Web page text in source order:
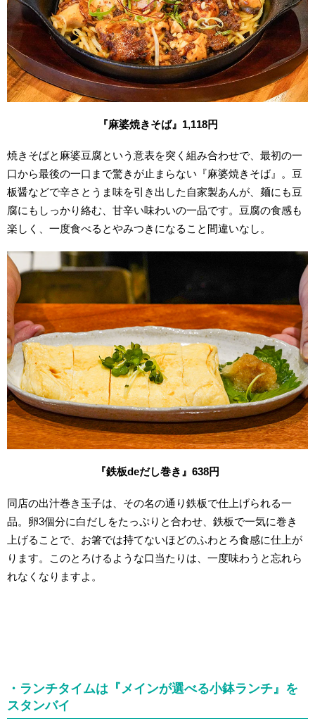
『麻婆焼きそば』1,118円
焼きそばと麻婆豆腐という意表を突く組み合わせで、最初の一
口から最後の一口まで驚きが止まらない『麻婆焼きそば』。豆
板醤などで辛さとうま味を引き出した自家製あんが、麺にも豆
腐にもしっかり絡む、甘辛い味わいの一品です。豆腐の食感も
楽しく、一度食べるとやみつきになること間違いなし。
『鉄板deだし巻き』638円
同店の出汁巻き玉子は、その名の通り鉄板で仕上げられる一
品。卵3個分に白だしをたっぷりと合わせ、鉄板で一気に巻き
上げることで、お箸では持てないほどのふわとろ食感に仕上が
ります。このとろけるような口当たりは、一度味わうと忘れら
れなくなりますよ。
・ランチタイムは『メインが選べる小鉢ランチ』を
スタンバイ